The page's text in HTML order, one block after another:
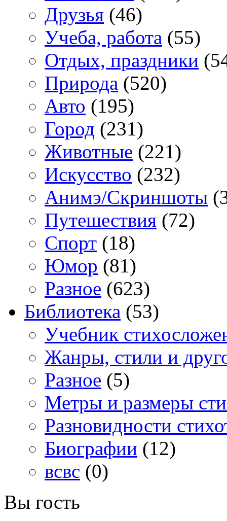
Друзья (46)
Учеба, работа (55)
Отдых, праздники
Природа (520)
Авто (195)
Город (231)
Животные (221)
Искусство (232)
Анимэ/Скриншоты
Путешествия (72)
Спорт (18)
Юмор (81)
Разное (623)
Библиотека (53)
Учебник
Жанры, стили и
Разное (5)
Метры и размеры
Разновидности
Биографии (12)
всвс (0)
Вы гость